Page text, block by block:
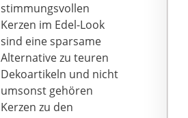
stimmungsvollen
Kerzen im Edel-Look
sind eine sparsame
Alternative zu teuren
Dekoartikeln und nicht
umsonst gehören
Kerzen zu den